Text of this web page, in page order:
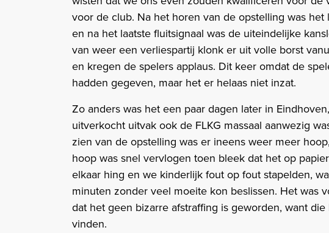
voor de club. Na het horen van de opstelling was
en na het laatste fluitsignaal was de uiteindelijke
van weer een verliespartij klonk er uit volle borst
en kregen de spelers applaus. Dit keer omdat de
hadden gegeven, maar het er helaas niet inzat.
Zo anders was het een paar dagen later in
uitverkocht uitvak ook de FLKG massaal aanwezig
zien van de opstelling was er ineens weer meer
hoop was snel vervlogen toen bleek dat het op
elkaar hing en we kinderlijk fout op fout stapelden,
minuten zonder veel moeite kon beslissen. Het was
dat het geen bizarre afstraffing is geworden, want
vinden.